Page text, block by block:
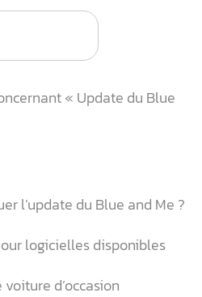
« Update du Blue
l’update du Blue and Me ?
logicielles disponibles
voiture d’occasion